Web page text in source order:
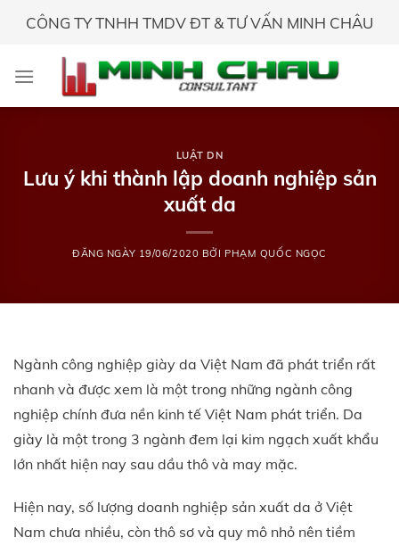
CÔNG TY TNHH TMDV ĐT & TƯ VẤN MINH CHÂU
LUẬT DN
Lưu ý khi thành lập doanh nghiệp sản
xuất da
ĐĂNG NGÀY 19/06/2020 BỞI PHẠM QUỐC NGỌC
Ngành công nghiệp giày da Việt Nam đã phát triển rất
nhanh và được xem là một trong những ngành công
nghiệp chính đưa nền kinh tế Việt Nam phát triển. Da
giày là một trong 3 ngành đem lại kim ngạch xuất khẩu
lớn nhất hiện nay sau dầu thô và may mặc.
Hiện nay, số lượng doanh nghiệp sản xuất da ở Việt
Nam chưa nhiều, còn thô sơ và quy mô nhỏ nên tiềm